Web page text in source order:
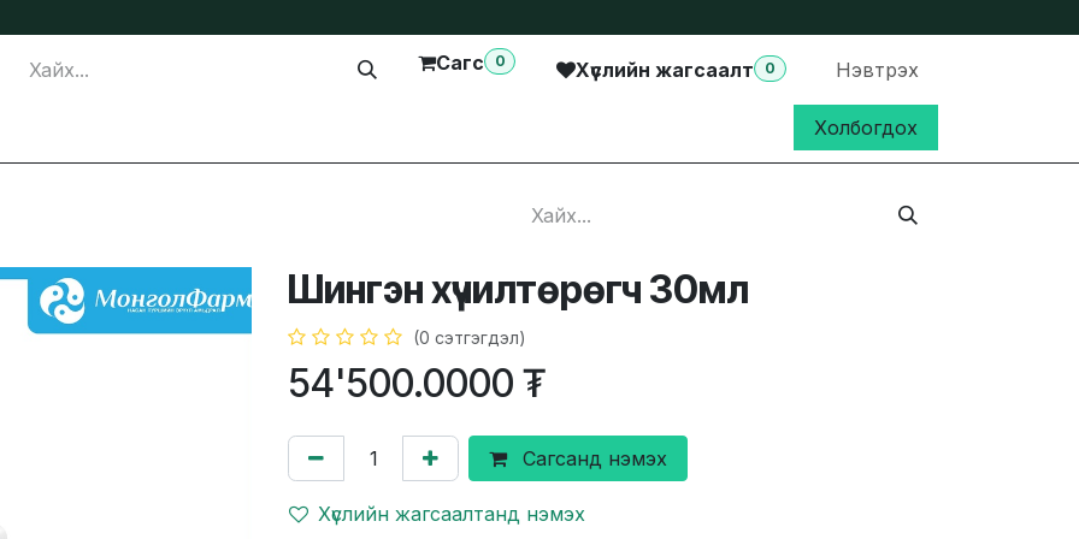
Сагс 0 Хүслийн жагсаалт 0 Нэвтрэх
Холбогдох
Шингэн хүчилтөрөгч 30мл
(0 сэтгэгдэл)
54'500.0000 ₮
Сагсанд нэмэх
Хүслийн жагсаалтанд нэмэх